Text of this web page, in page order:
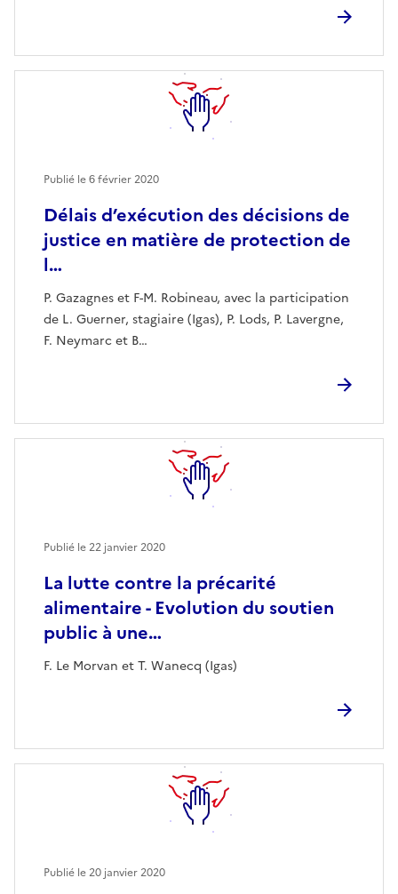
Délais d’exécution des décisions de
justice en matière de protection de
l…
P. Gazagnes et F-M. Robineau, avec la participation
de L. Guerner, stagiaire (Igas), P. Lods, P. Lavergne,
F. Neymarc et B…
Publié le6 février 2020
La lutte contre la précarité
alimentaire - Evolution du soutien
public à une…
F. Le Morvan et T. Wanecq (Igas)
Publié le22 janvier 2020
Publié le20 janvier 2020